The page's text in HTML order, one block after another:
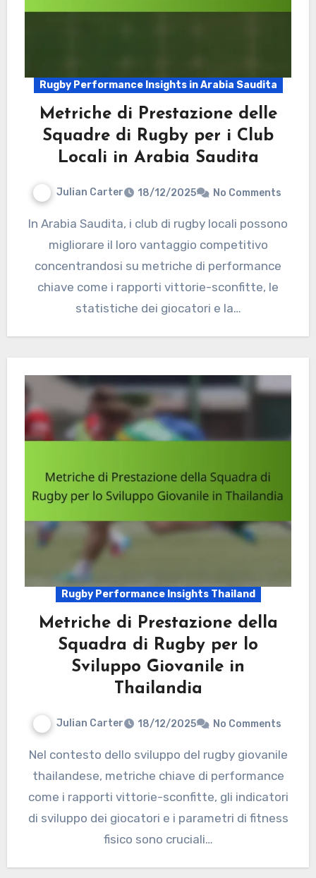
Rugby Performance Insights in Arabia Saudita
Metriche di Prestazione delle
Squadre di Rugby per i Club
Locali in Arabia Saudita
Julian Carter 18/12/2025 No Comments
In Arabia Saudita, i club di rugby locali possono
migliorare il loro vantaggio competitivo
concentrandosi su metriche di performance
chiave come i rapporti vittorie-sconfitte, le
statistiche dei giocatori e la…
Rugby Performance Insights Thailand
Metriche di Prestazione della
Squadra di Rugby per lo
Sviluppo Giovanile in
Thailandia
Julian Carter 18/12/2025 No Comments
Nel contesto dello sviluppo del rugby giovanile
thailandese, metriche chiave di performance
come i rapporti vittorie-sconfitte, gli indicatori
di sviluppo dei giocatori e i parametri di fitness
fisico sono cruciali…